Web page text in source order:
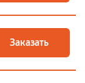
Заказать